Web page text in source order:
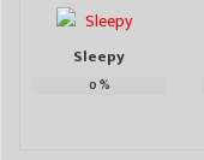
Sleepy
0%